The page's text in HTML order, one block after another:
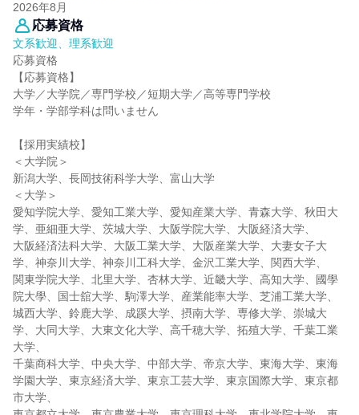
2026年8月
応募資格
文系歓迎、理系歓迎
応募資格
【応募資格】
大学／大学院／専門学校／短期大学／高等専門学校
学年・学部学科は問いません
【採用実績校】
＜大学院＞
新潟大学、長岡技術科学大学、富山大学
＜大学＞
愛知学院大学、愛知工業大学、愛知産業大学、青森大学、秋田大
学、亜細亜大学、茨城大学、大阪学院大学、大阪経済大学、
大阪経済法科大学、大阪工業大学、大阪産業大学、大妻女子大
学、神奈川大学、神奈川工科大学、金沢工業大学、関西大学、
関東学院大学、北里大学、杏林大学、近畿大学、高知大学、國學
院大學、国士舘大学、駒澤大学、産業能率大学、芝浦工業大学、
城西大学、鈴鹿大学、成蹊大学、摂南大学、専修大学、崇城大
学、大同大学、大東文化大学、高千穂大学、拓殖大学、千葉工業
大学、
千葉商科大学、中央大学、中部大学、帝京大学、東海大学、東海
学園大学、東京経済大学、東京工芸大学、東京国際大学、東京都
市大学、